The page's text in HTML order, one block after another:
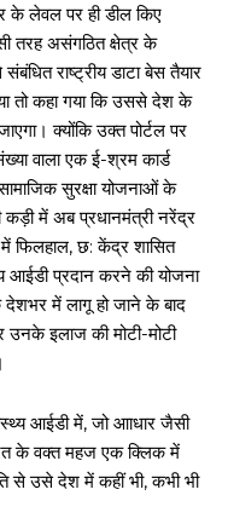
के लेवल पर ही डील किए
तरह असंगठित क्षेत्र के
राष्ट्रीय डाटा बेस तैयार
तो कहा गया कि उससे देश के
क्योंकि उक्त पोर्टल पर
वाला एक ई-श्रम कार्ड
सुरक्षा योजनाओं के
में अब प्रधानमंत्री नरेंद्र
फिलहाल, छ: केंद्र शासित
आईडी प्रदान करने की योजना
देशभर में लागू हो जाने के बाद
उनके इलाज की मोटी-मोटी
आईडी में, जो आाधार जैसी
के वक्त महज एक क्लिक में
से उसे देश में कहीं भी, कभी भी